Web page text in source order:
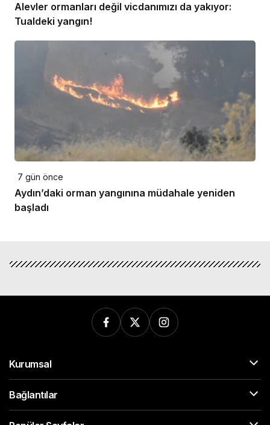
Alevler ormanları değil vicdanımızı da yakıyor:
Tualdeki yangın!
7 gün önce
Aydın’daki orman yangınına müdahale yeniden
başladı
Kurumsal
Bağlantılar